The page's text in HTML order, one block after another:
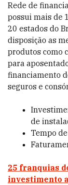
Rede de
possui mais de
20 estados do
disposição as
produtos como
para
financiamento
seguros e
de
Tempo
25 franquias
investimento